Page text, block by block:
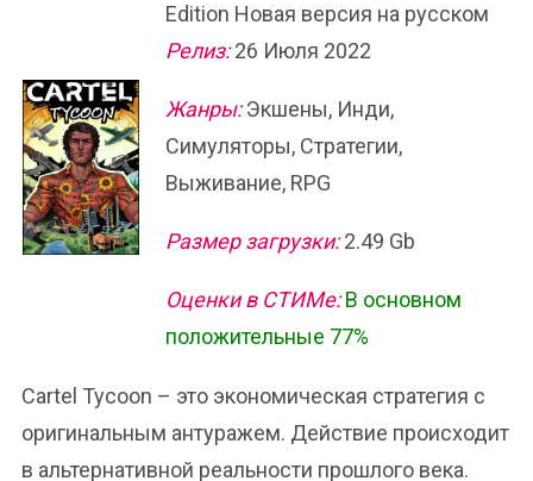
Edition Новая версия на русском
Релиз:26 Июля 2022
Жанры:Экшены, Инди,
Симуляторы, Стратегии,
Выживание, RPG
Размер загрузки:2.49 Gb
Оценки в СТИМе: В основном
положительные 77%
Cartel Tycoon – это экономическая стратегия с
оригинальным антуражем. Действие происходит
в альтернативной реальности прошлого века.